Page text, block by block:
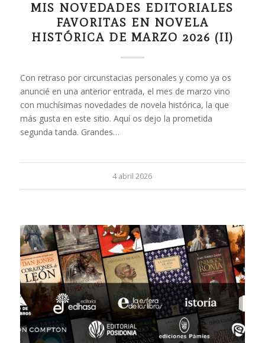
MIS NOVEDADES EDITORIALES
FAVORITAS EN NOVELA
HISTÓRICA DE MARZO 2026 (II)
Con retraso por circunstacias personales y como ya os
anuncié en una anterior entrada, el mes de marzo vino
con muchísimas novedades de novela histórica, la que
más gusta en este sitio. Aquí os dejo la prometida
segunda tanda. Grandes…
4 abril 2026